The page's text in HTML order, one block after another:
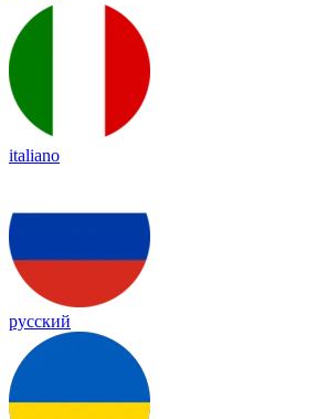
italiano
русский